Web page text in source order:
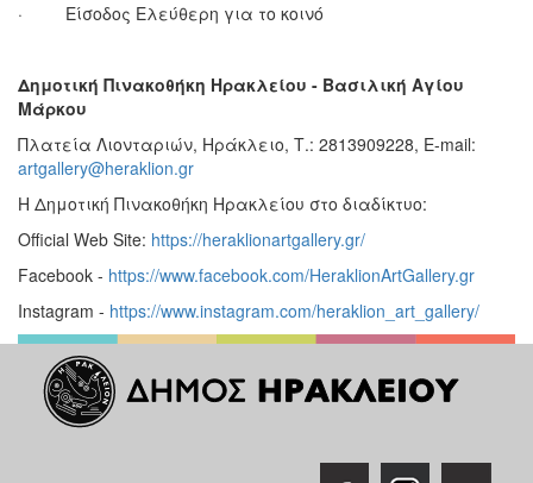
· Είσοδος Ελεύθερη για το κοινό
Δημοτική Πινακοθήκη Ηρακλείου - Βασιλική Αγίου
Μάρκου
Πλατεία Λιονταριών, Ηράκλειο, Τ.: 2813909228, E-mail:
artgallery@heraklion.gr
Η Δημοτική Πινακοθήκη Ηρακλείου στο διαδίκτυο:
Official Web Site: https://heraklionartgallery.gr/
Facebook - https://www.facebook.com/HeraklionArtGallery.gr
Instagram - https://www.instagram.com/heraklion_art_gallery/